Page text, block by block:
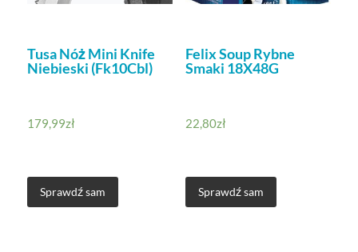
Tusa Nóż Mini Knife
Niebieski (Fk10Cbl)
179,99zł
Sprawdź sam
Felix Soup Rybne
Smaki 18X48G
22,80zł
Sprawdź sam